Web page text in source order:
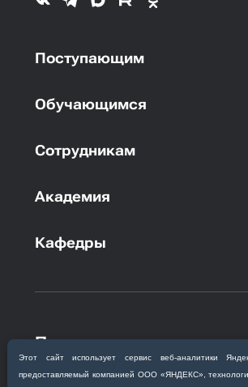
Этот сайт использует сервис веб‑аналитики
предоставляемый компанией ООО «ЯНДЕКС»,
Поступающим
Обучающимся
Сотрудникам
Академия
Кафедры
Приемная комиссия
Благовещенск, ул.
+7 (4162) 319‒016